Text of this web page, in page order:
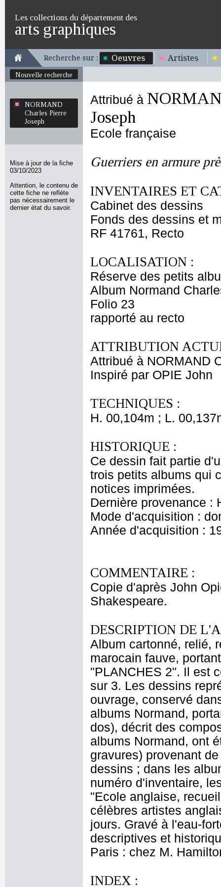
Les collections du département des
arts graphiques
Recherche sur : Oeuvres Artistes
Nouvelle recherche
NORMAND
Charles Pierre
Joseph
Mise à jour de la fiche
03/10/2023
Attention, le contenu de
cette fiche ne reflète
pas nécessairement le
dernier état du savoir.
Attribué à
Joseph
Ecole française
Guerriers en armure
INVENTAIRES ET
Cabinet des dessins
Fonds des dessins et
RF 41761, Recto
LOCALISATION :
Réserve des petits
Album Normand
Folio 23
rapporté au recto
ATTRIBUTION
Attribué à NORMAND
Inspiré par OPIE John
TECHNIQUES :
H. 00,104m ; L.
HISTORIQUE :
Ce dessin fait partie
trois petits albums qui
notices imprimées.
Dernière provenance :
Mode d'acquisition :
Année d'acquisition :
COMMENTAIRE :
Copie d'après John
Shakespeare.
DESCRIPTION DE
Album cartonné, relié,
marocain fauve,
"PLANCHES 2". Il est
sur 3. Les dessins
ouvrage, conservé
albums Normand,
dos), décrit des
albums Normand, ont
gravures) provenant
dessins ; dans les
numéro d'inventaire,
"Ecole anglaise,
célèbres artistes
jours. Gravé à l'eau-
descriptives et
Paris : chez M.
INDEX :